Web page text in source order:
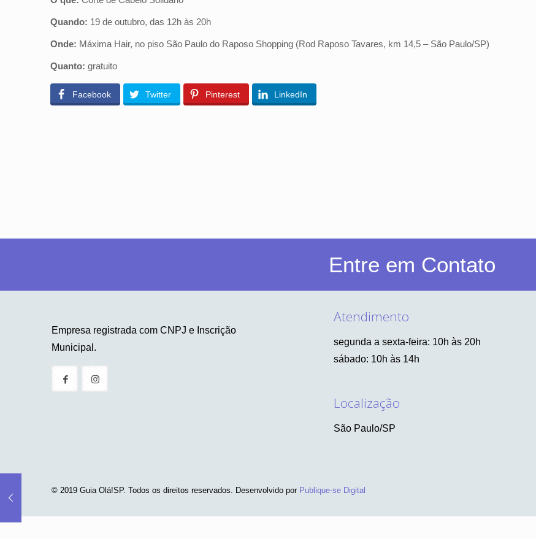
Quando: 19 de outubro, das 12h às 20h
Onde: Máxima Hair, no piso São Paulo do Raposo Shopping (Rod Raposo Tavares, km 14,5 – São Paulo/SP)
Quanto: gratuito
Facebook Twitter Pinterest LinkedIn
Entre em Contato
Empresa registrada com CNPJ e Inscrição
Municipal.
Atendimento
segunda a sexta-feira: 10h às 20h
sábado: 10h às 14h
Localização
São Paulo/SP
© 2019 Guia Olá!SP. Todos os direitos reservados. Desenvolvido por Publique-se Digital